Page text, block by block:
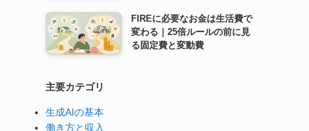
FIREに必要なお金は生活費で
変わる｜25倍ルールの前に見
る固定費と変動費
主要カテゴリ
生成AIの基本
働き方と収入